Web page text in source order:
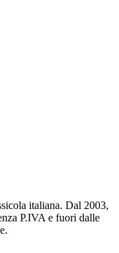
di 7 notti in
verso la futuristica
in città per
di 7 notti con scalo
oltre che a La Valletta
Francia.
crociera/msc-world-